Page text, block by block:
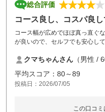
総合評価
コース良し、コスパ良し
コース幅が広めでほぼ真っ直ぐ
が良いので、セルフでも安心して
来ました。
常時、カートでコース乗り入れ
コースのメンテはおおむね良い
か、転がりが非常に遅くてパタ
クマちゃんさん （男性 /
平均スコア：80～89
投稿日：2026/07/05
この口コ